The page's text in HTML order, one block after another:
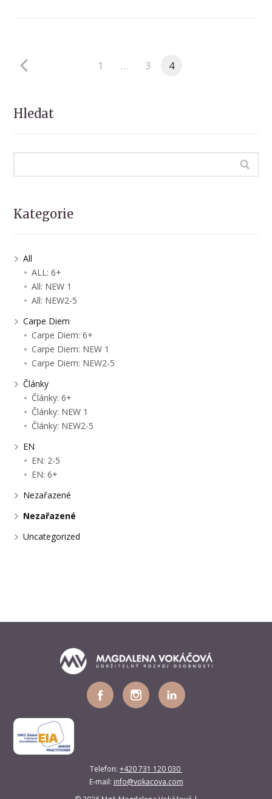
1 … 3 4
Hledat
Kategorie
All
ALL: 6+
All: NEW 1
All: NEW2-5
Carpe Diem
Carpe Diem: 6+
Carpe Diem: NEW 1
Carpe Diem: NEW2-5
Články
Články: 6+
Články: NEW 1
Články: NEW2-5
EN
EN: 2-5
EN: 6+
Nezařazené
Nezařazené
Uncategorized
Telefon: +420 731 120 030
E-mail: info@vokacova.com